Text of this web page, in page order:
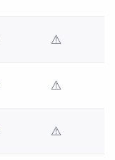
⚠️
⚠️
⚠️